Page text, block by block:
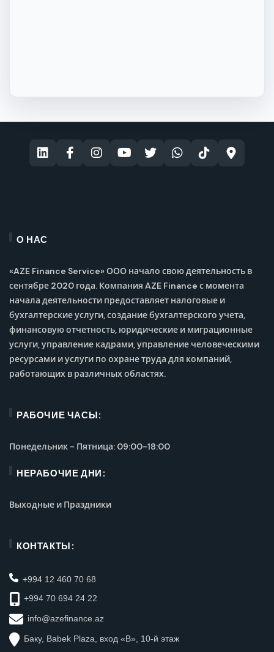
О НАС
«AZE Finance Service» ООО начало свою деятельность в
сентябре 2020 года. Компания AZE Finance с момента
начала деятельности предоставляет налоговые и
бухгалтерские услуги, создание бухгалтерского учета,
финансовую отчетность, юридические и миграционные
услуги, управление кадрами, управление человеческими
ресурсами и услуги по охране труда для компаний,
работающих в различных областях.
РАБОЧИЕ ЧАСЫ:
Понедельник - Пятница: 09:00-18:00
НЕРАБОЧИЕ ДНИ:
Выходные и Праздники
КОНТАКТЫ:
+994 12 460 70 68
+994 70 694 24 22
info@azefinance.az
Баку, Babek Plaza, вход «B», 10-й этаж